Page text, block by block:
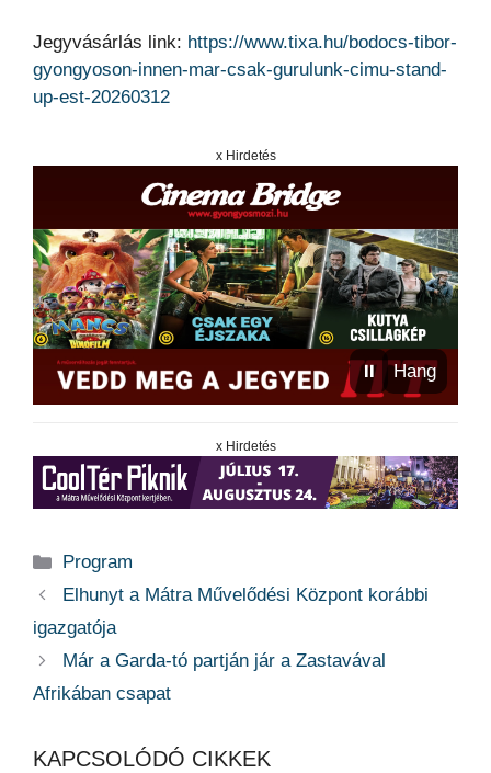
Jegyvásárlás link: https://www.tixa.hu/bodocs-tibor-
gyongyoson-innen-mar-csak-gurulunk-cimu-stand-
up-est-20260312
x Hirdetés
⏸ Hang
x Hirdetés
Kategória
Program
Elhunyt a Mátra Művelődési Központ korábbi
igazgatója
Már a Garda-tó partján jár a Zastavával
Afrikában csapat
KAPCSOLÓDÓ CIKKEK